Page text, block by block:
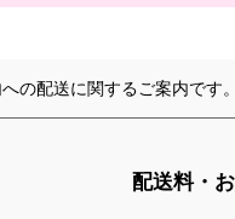
の配送に関するご案内です
配送料・